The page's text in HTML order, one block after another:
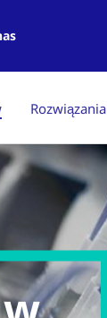
Rozwiązania